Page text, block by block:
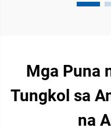
Mga Puna
Tungkol sa
na